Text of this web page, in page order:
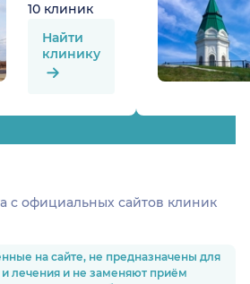
10 клиник
Найти
клинику
c официальных сайтов клиник
на сайте, не предназначены для
и лечения и не заменяют приём